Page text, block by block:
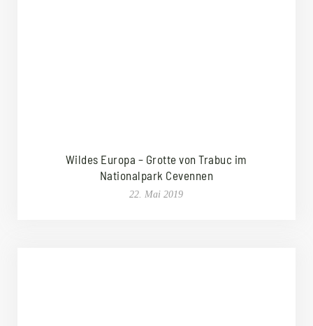
Wildes Europa – Grotte von Trabuc im
Nationalpark Cevennen
22. Mai 2019